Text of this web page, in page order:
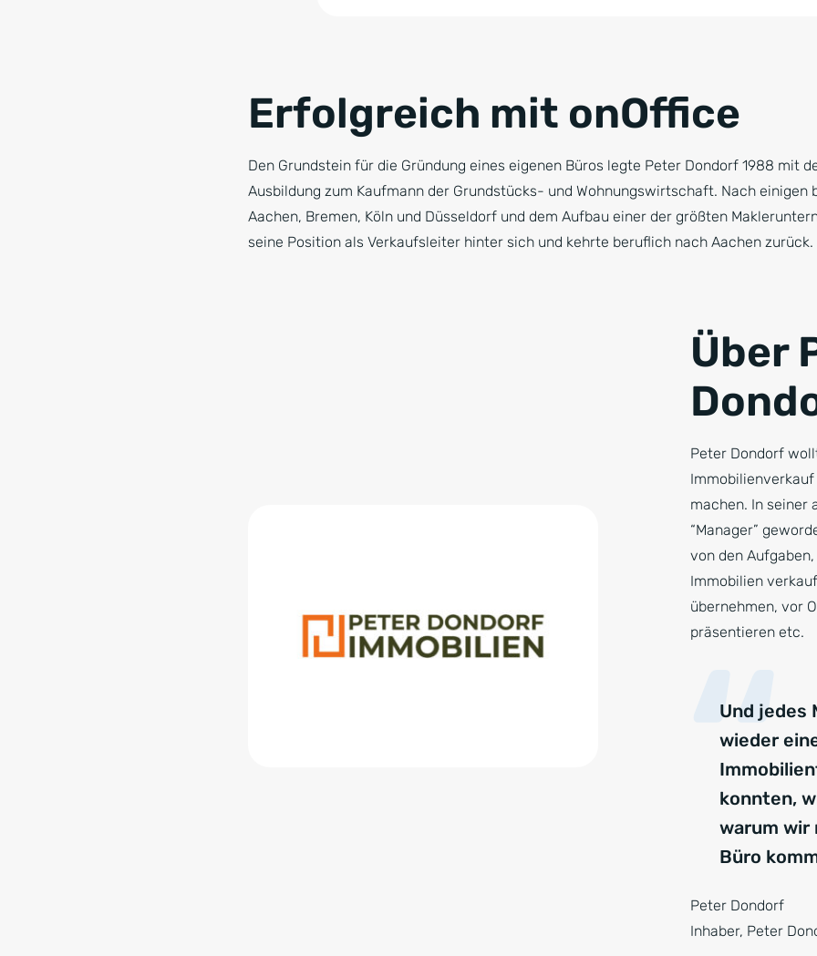
Erfolgreich mit onOffice
Den Grundstein für die Gründung eines eigenen Büros legte Peter Dondorf 1988 mit
Ausbildung zum Kaufmann der Grundstücks- und Wohnungswirtschaft. Nach einigen
Aachen, Bremen, Köln und Düsseldorf und dem Aufbau einer der größten
seine Position als Verkaufsleiter hinter sich und kehrte beruflich nach Aachen zurück.
Über
Peter Dondorf
machen. In seiner
“Manager”
von den
Immobilien
übernehmen, vor
präsentieren etc.
Und jedes
wieder
konnten,
warum wir
Büro
Peter Dondorf
Inhaber, Peter